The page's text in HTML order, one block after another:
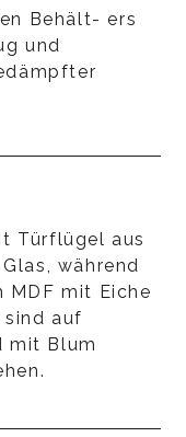
Behält- ers
und
Türflügel aus
während
MDF mit Eiche
auf
mit Blum